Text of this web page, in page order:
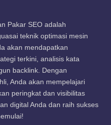
Pakar SEO adalah
teknik optimasi mesin
akan mendapatkan
terkini, analisis kata
backlink. Dengan
Anda akan mempelajari
peringkat dan visibilitas
digital Anda dan raih sukses